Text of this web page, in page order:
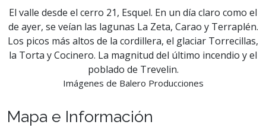
El valle desde el cerro 21, Esquel. En un día claro como el
de ayer, se veían las lagunas La Zeta, Carao y Terraplén.
Los picos más altos de la cordillera, el glaciar Torrecillas,
la Torta y Cocinero. La magnitud del último incendio y el
poblado de Trevelin.
Imágenes de Balero Producciones
Mapa e Información